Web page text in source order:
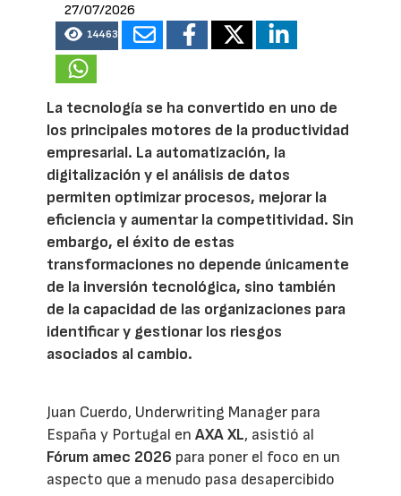
27/07/2026
14463
La tecnología se ha convertido en uno de
los principales motores de la productividad
empresarial. La automatización, la
digitalización y el análisis de datos
permiten optimizar procesos, mejorar la
eficiencia y aumentar la competitividad. Sin
embargo, el éxito de estas
transformaciones no depende únicamente
de la inversión tecnológica, sino también
de la capacidad de las organizaciones para
identificar y gestionar los riesgos
asociados al cambio.
Juan Cuerdo, Underwriting Manager para
España y Portugal enAXA XL, asistió al
Fórum amec 2026 para poner el foco en un
aspecto que a menudo pasa desapercibido